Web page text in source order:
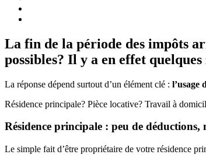
La fin de la période des impôts
possibles? Il y a en effet
La réponse dépend surtout d’un élément clé : l’usage
Résidence principale? Pièce locative? Travail à
Résidence principale : peu de
Le simple fait d’être propriétaire de votre résidence